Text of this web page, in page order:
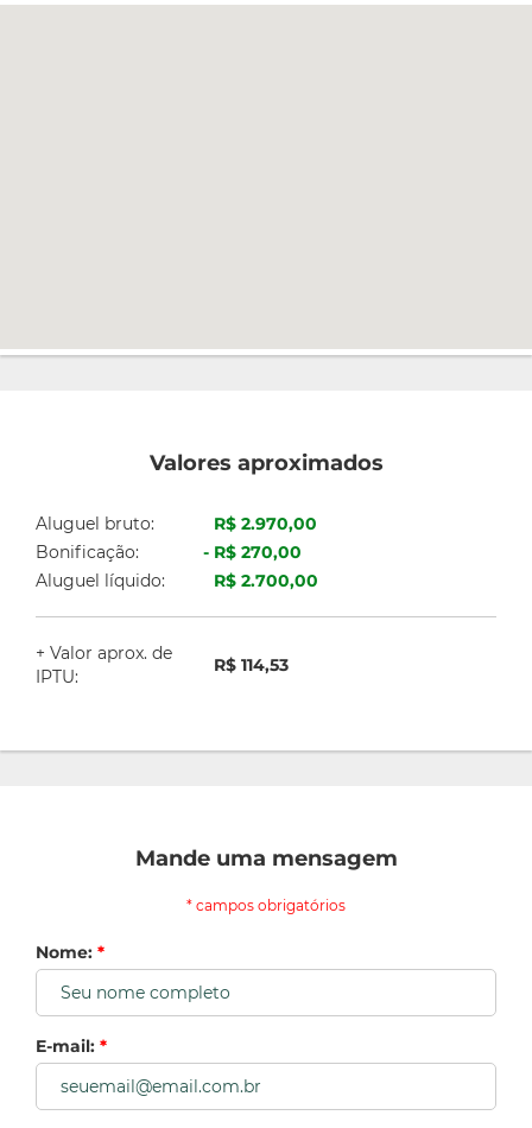
Valores aproximados
Aluguel bruto:
R$ 2.970,00
Bonificação:
R$ 270,00
Aluguel líquido:
R$ 2.700,00
+ Valor aprox. de
IPTU:
R$ 114,53
Mande uma mensagem
* campos obrigatórios
Nome: *
E-mail: *